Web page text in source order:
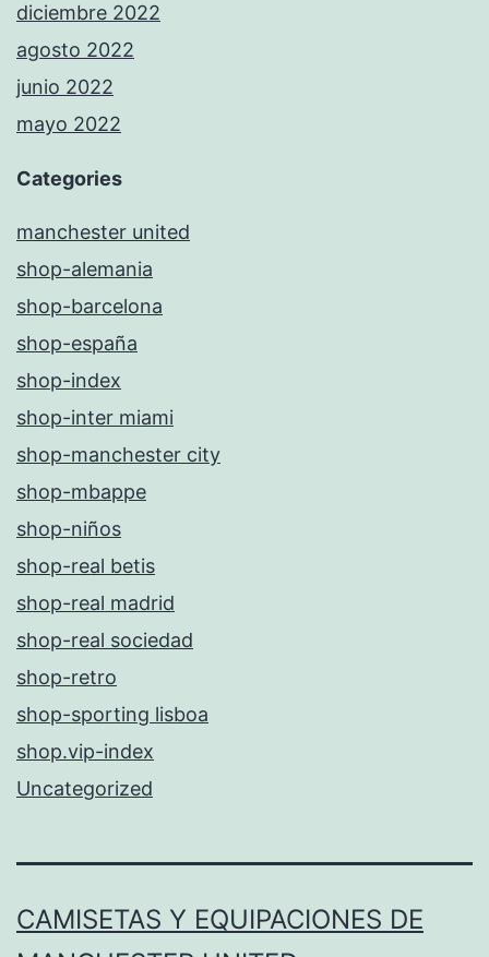
diciembre 2022
agosto 2022
junio 2022
mayo 2022
Categories
manchester united
shop-alemania
shop-barcelona
shop-españa
shop-index
shop-inter miami
shop-manchester city
shop-mbappe
shop-niños
shop-real betis
shop-real madrid
shop-real sociedad
shop-retro
shop-sporting lisboa
shop.vip-index
Uncategorized
CAMISETAS Y EQUIPACIONES DE